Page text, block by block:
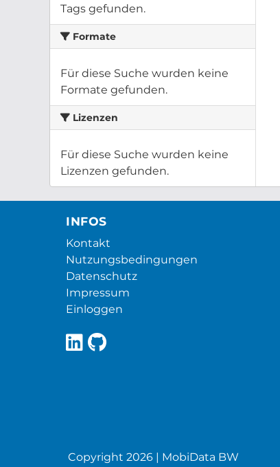
Tags gefunden.
Formate
Für diese Suche wurden keine
Formate gefunden.
Lizenzen
Für diese Suche wurden keine
Lizenzen gefunden.
INFOS
Kontakt
Nutzungsbedingungen
Datenschutz
Impressum
Einloggen
Copyright 2026 | MobiData BW